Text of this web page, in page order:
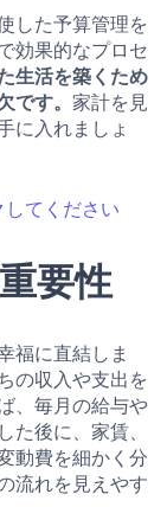
した予算管理を
効果的なプロセ
生活を築くため
です。 家計を見
に入れましょ
てください
要性
福に直結しま
の収入や支出を
、毎月の給与や
た後に、家賃、
動費を細かく分
流れを見えやす